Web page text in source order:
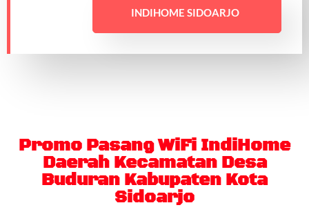
INDIHOME SIDOARJO
Promo Pasang WiFi IndiHome
Daerah Kecamatan Desa
Buduran Kabupaten Kota
Sidoarjo